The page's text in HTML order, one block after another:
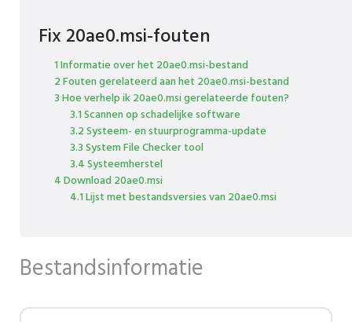
Fix 20ae0.msi-fouten
1 Informatie over het 20ae0.msi-bestand
2 Fouten gerelateerd aan het 20ae0.msi-bestand
3 Hoe verhelp ik 20ae0.msi gerelateerde fouten?
3.1 Scannen op schadelijke software
3.2 Systeem- en stuurprogramma-update
3.3 System File Checker tool
3.4 Systeemherstel
4 Download 20ae0.msi
4.1 Lijst met bestandsversies van 20ae0.msi
Bestandsinformatie